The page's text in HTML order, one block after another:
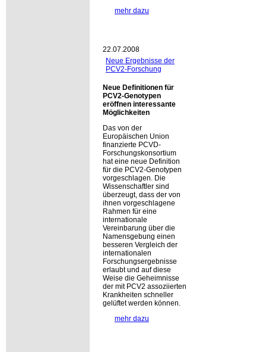
mehr dazu
22.07.2008
Neue Ergebnisse der
PCV2-Forschung
Neue Definitionen für
PCV2-Genotypen
eröffnen interessante
Möglichkeiten
Das von der
Europäischen Union
finanzierte PCVD-
Forschungskonsortium
hat eine neue Definition
für die PCV2-Genotypen
vorgeschlagen. Die
Wissenschaftler sind
überzeugt, dass der von
ihnen vorgeschlagene
Rahmen für eine
internationale
Vereinbarung über die
Namensgebung einen
besseren Vergleich der
internationalen
Forschungsergebnisse
erlaubt und auf diese
Weise die Geheimnisse
der mit PCV2 assoziierten
Krankheiten schneller
gelüftet werden können.
mehr dazu